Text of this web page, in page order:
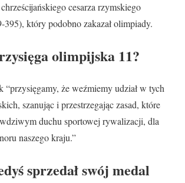
cesarza rzymskiego
395), który podobno zakazał olimpiady.
olimpijska 11?
“przysięgamy, że weźmiemy udział w tych
szanując i przestrzegając zasad, które
duchu sportowej rywalizacji, dla
naszego kraju.”
sprzedał swój medal